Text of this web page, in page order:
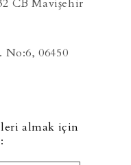
CB Mavişehir
No:6, 06450
almak için